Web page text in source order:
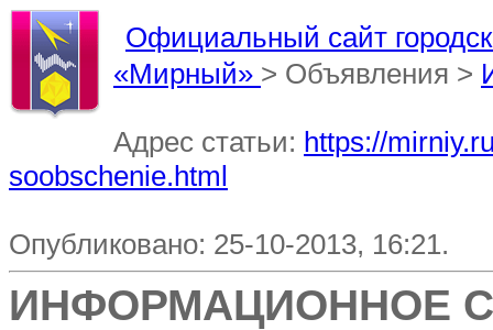
Официальный сайт
«Мирный» > Объявления >
Адрес статьи: https://
soobschenie.html
Опубликовано: 25-10-2013, 16:21.
ИНФОРМАЦИОННОЕ